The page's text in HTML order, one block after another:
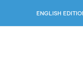
ENGLISH